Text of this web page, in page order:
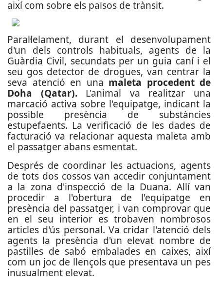
així com sobre els països de trànsit.
Paral·lelament, durant el desenvolupament
d'un dels controls habituals, agents de la
Guàrdia Civil, secundats per un guia caní i el
seu gos detector de drogues, van centrar la
seva atenció en una maleta procedent de
Doha (Qatar).L'animal va realitzar una
marcació activa sobre l'equipatge, indicant la
possible presència de substàncies
estupefaents. La verificació de les dades de
facturació va relacionar aquesta maleta amb
el passatger abans esmentat.
Després de coordinar les actuacions, agents
de tots dos cossos van accedir conjuntament
a la zona d'inspecció de la Duana. Allí van
procedir a l'obertura de l'equipatge en
presència del passatger, i van comprovar que
en el seu interior es trobaven nombrosos
articles d'ús personal. Va cridar l'atenció dels
agents la presència d'un elevat nombre de
pastilles de sabó embalades en caixes, així
com un joc de llençols que presentava un pes
inusualment elevat.